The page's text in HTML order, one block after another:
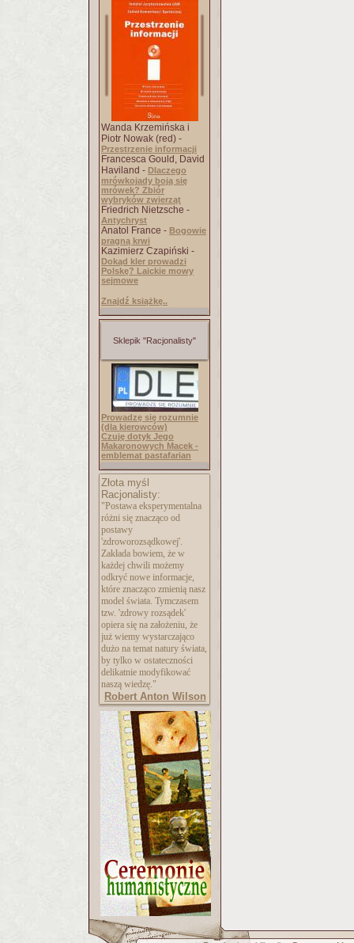
Wanda Krzemińska i
Piotr Nowak (red) -
Przestrzenie informacji
Francesca Gould, David
Haviland - Dlaczego
mrówkojady boją się
mrówek? Zbiór
wybryków zwierząt
Friedrich Nietzsche -
Antychryst
Anatol France - Bogowie
pragną krwi
Kazimierz Czapiński -
Dokąd kler prowadzi
Polskę? Laickie mowy
sejmowe
Znajdź książkę..
Sklepik "Racjonalisty"
Prowadzę się rozumnie
(dla kierowców)
Czuję dotyk Jego
Makaronowych Macek -
emblemat pastafarian
Złota myśl
Racjonalisty:
"Postawa eksperymentalna
różni się znacząco od
postawy
'zdroworozsądkowej'.
Zakłada bowiem, że w
każdej chwili możemy
odkryć nowe informacje,
które znacząco zmienią nasz
model świata. Tymczasem
tzw. 'zdrowy rozsądek'
opiera się na założeniu, że
już wiemy wystarczająco
dużo na temat natury świata,
by tylko w ostateczności
delikatnie modyfikować
naszą wiedzę."
Robert Anton Wilson